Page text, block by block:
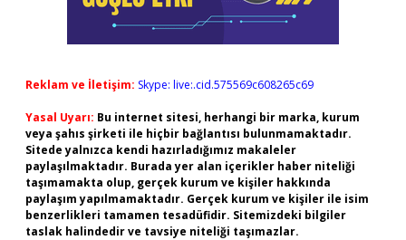
Reklam ve İletişim: Skype: live:.cid.575569c608265c69
Yasal Uyarı: Bu internet sitesi, herhangi bir marka, kurum
veya şahıs şirketi ile hiçbir bağlantısı bulunmamaktadır.
Sitede yalnızca kendi hazırladığımız makaleler
paylaşılmaktadır. Burada yer alan içerikler haber niteliği
taşımamakta olup, gerçek kurum ve kişiler hakkında
paylaşım yapılmamaktadır. Gerçek kurum ve kişiler ile isim
benzerlikleri tamamen tesadüfidir. Sitemizdeki bilgiler
taslak halindedir ve tavsiye niteliği taşımazlar.